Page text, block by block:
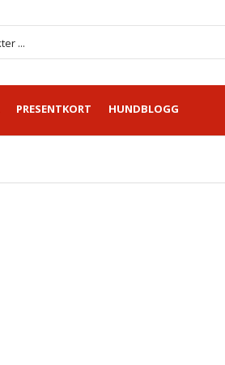
PRESENTKORT HUNDBLOGG